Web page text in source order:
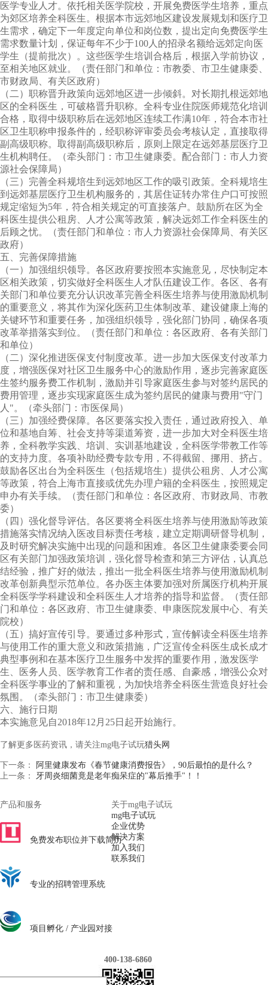
医学专业人才。依托相关医学院校，开展免费医学生培养，重点
为郊区培养全科医生。根据本市远郊地区建设发展规划和医疗卫
生需求，确定下一年度定向单位和岗位数，提出定向免费医学生
需求数量计划，保证每年不少于100 人的招录名额给远郊定向医
学生（提前批次）。这些医学生培训合格后，根据入学前协议，
至相关地区就业。（责任部门和单位：市教委、市卫生健康委、
市财政局、有关区政府）
（二）职称晋升政策向远郊地区进一步倾斜。对长期扎根远郊地
区的全科医生，可破格晋升职称。全科专业住院医师规范化培训
合格，取得中级职称后在远郊地区连续工作满10年，符合本市社
区卫生职称申报条件的，经职称评审委员会考核认定，直接取得
副高级职称。取得副高级职称后，原则上限定在远郊基层医疗卫
生机构聘任。（牵头部门：市卫生健康委。配合部门：市人力资
源社会保障局）
（三）完善全科规培生到远郊地区工作的吸引政策。全科规培生
到远郊基层医疗卫生机构服务的，其居住证转办常住户口可按照
规定缩短为5年，符合相关规定的可直接落户。鼓励所在区为全
科医生提供公租房、人才公寓等政策，解决远郊工作全科医生的
后顾之忧。（责任部门和单位：市人力资源社会保障局、有关区
政府）
五、完善保障措施
（一）加强组织领导。各区政府要按照本实施意见，尽快制定本
区相关政策，切实做好全科医生人才队伍建设工作。各区、各有
关部门和单位要充分认识改革完善全科医生培养与使用激励机制
的重要意义，将其作为深化医药卫生体制改革、建设健康上海的
关键环节和重要任务，加强组织领导，强化部门协同，确保各项
改革举措落实到位。（责任部门和单位：各区政府、各有关部门
和单位）
（二）深化推进医保支付制度改革。进一步加大医保支付改革力
度，增强医保对社区卫生服务中心的激励作用，逐步完善家庭医
生签约服务费工作机制，激励并引导家庭医生参与对签约居民的
费用管理，逐步实现家庭医生成为签约居民的健康与费用"守门
人"。（牵头部门：市医保局）
（三）加强经费保障。各区要落实投入责任，通过政府投入、单
位和基地自筹、社会支持等渠道筹资，进一步加大对全科医生培
养，全科教学实践、培训、实训基地建设，全科医学带教工作等
的支持力度。各项补助经费专款专用，不得截留、挪用、挤占。
鼓励各区出台为全科医生（包括规培生）提供公租房、人才公寓
等政策，符合上海市直接或优先办理户籍的全科医生，按照规定
申办有关手续。（责任部门和单位：各区政府、市财政局、市教
委）
（四）强化督导评估。各区要将全科医生培养与使用激励等政策
措施落实情况纳入医改目标责任考核，建立定期调研督导机制，
及时研究解决实施中出现的问题和困难。各区卫生健康委要会同
区有关部门加强政策培训，强化督导检查和第三方评估，认真总
结经验，推广好的做法，推出一批全科医生培养与使用激励机制
改革创新典型示范单位。各办医主体要加强对所属医疗机构开展
全科医学学科建设和全科医生人才培养的指导和监督。（责任部
门和单位：各区政府、市卫生健康委、申康医院发展中心、有关
院校）
（五）搞好宣传引导。要通过多种形式，宣传解读全科医生培养
与使用工作的重大意义和政策措施，广泛宣传全科医生成长成才
典型事例和在基本医疗卫生服务中发挥的重要作用，激发医学
生、医务人员、医学教育工作者的责任感、自豪感，增强公众对
全科医学事业的了解和重视，为加快培养全科医生营造良好社会
氛围。（牵头部门：市卫生健康委）
六、施行日期
本实施意见自2018年12 月 25日起开始施行。
了解更多医药资讯，请关注mg电子试玩猎头网
下一条：
阿里健康发布《春节健康消费报告》，90后最怕的是什么？
上一条： 牙周炎细菌竟是老年痴呆症的"幕后推手"！！
产品和服务
免费发布职位并下载简历
专业的招聘管理系统
项目孵化 / 产业园对接
关于mg电子试玩
mg电子试玩
企业优势
解决方案
加入我们
联系我们
400-138-6860